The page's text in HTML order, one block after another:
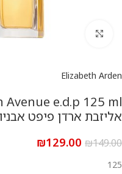
להגדלת התמונה
Elizabeth Arden
אליזבת ארדן פיפט אבניו
₪149.00
₪129.00
125